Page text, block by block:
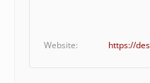
Website https://